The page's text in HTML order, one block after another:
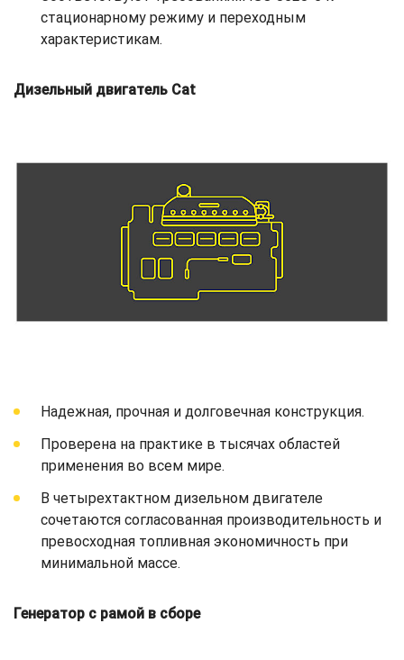
стационарному режиму и переходным
характеристикам.
Дизельный двигатель Cat
Надежная, прочная и долговечная конструкция.
Проверена на практике в тысячах областей
применения во всем мире.
В четырехтактном дизельном двигателе
сочетаются согласованная производительность и
превосходная топливная экономичность при
минимальной массе.
Генератор с рамой в сборе